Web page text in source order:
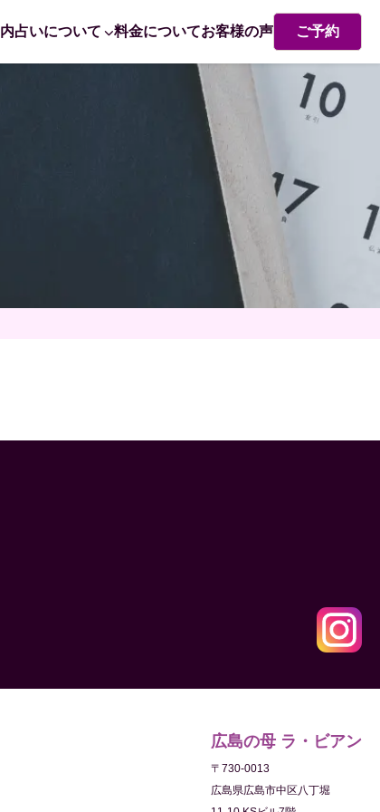
占いについて
赤ちゃん命名 姓名判断で成功するポイント
料金についてお客様の声 ご予約
広島の母 ラ・ビアン
〒730-0013
広島県広島市中区八丁堀